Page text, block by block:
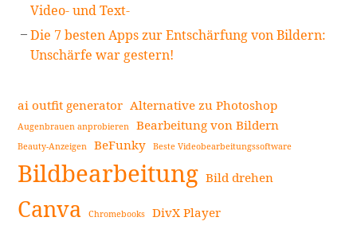
Video- und Text-
Die 7 besten Apps zur Entschärfung von Bildern:
Unschärfe war gestern!
ai outfit generator Alternative zu Photoshop
Augenbrauen anprobieren Bearbeitung von Bildern
Beauty-Anzeigen BeFunky Beste Videobearbeitungssoftware
Bildbearbeitung Bild drehen
Canva Chromebooks DivX Player